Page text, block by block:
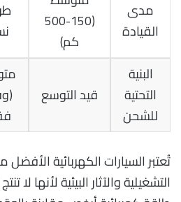
مدى
القيادة
(150-500
كم)
البنية
التحتية
للشحن
قيد التوسع
تُعتبر السيارات الكهربائية
التشغيلية والآثار البيئية لأنها لا